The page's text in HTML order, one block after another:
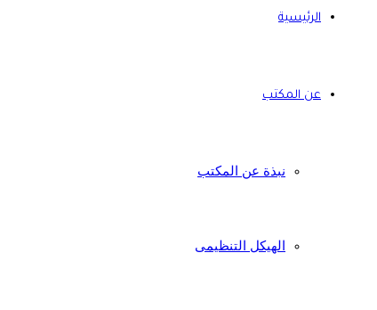
الرئيسية
عن المكتب
نبذة عن المكتب
الهيكل التنظيمى